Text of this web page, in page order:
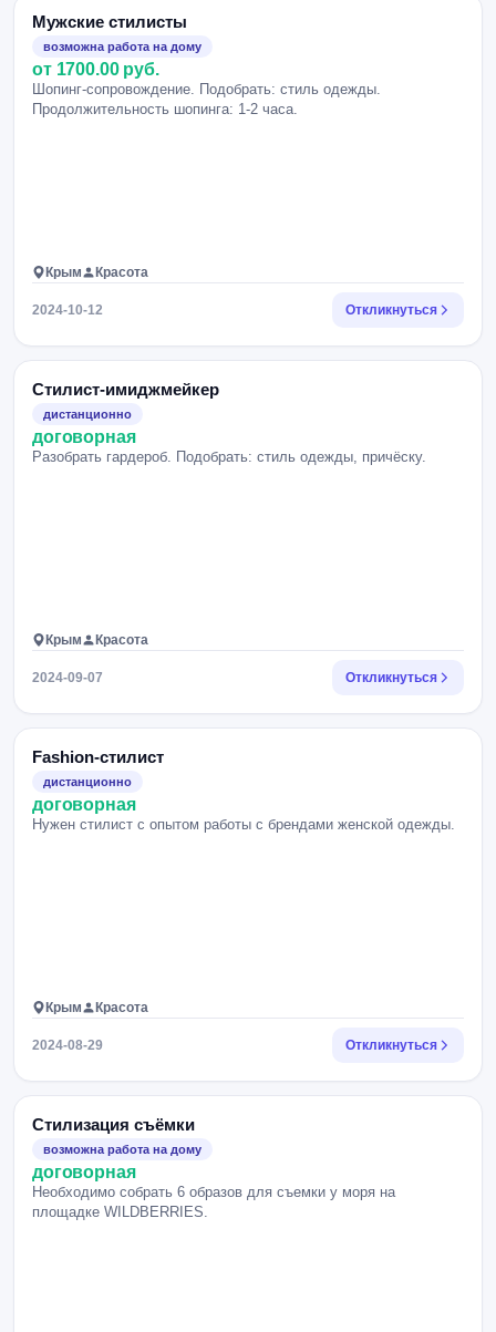
Мужские стилисты
возможна работа на дому
от 1700.00 руб.
Шопинг-сопровождение. Подобрать: стиль одежды.
Продолжительность шопинга: 1-2 часа.
Крым Красота
2024-10-12 Откликнуться
Стилист-имиджмейкер
дистанционно
договорная
Разобрать гардероб. Подобрать: стиль одежды, причёску.
Крым Красота
2024-09-07 Откликнуться
Fashion-стилист
дистанционно
договорная
Нужен стилист с опытом работы с брендами женской одежды.
Крым Красота
2024-08-29 Откликнуться
Стилизация съёмки
возможна работа на дому
договорная
Необходимо собрать 6 образов для съемки у моря на
площадке WILDBERRIES.